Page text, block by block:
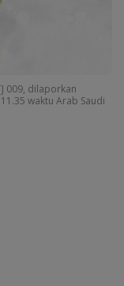
009, dilaporkan
waktu Arab Saudi